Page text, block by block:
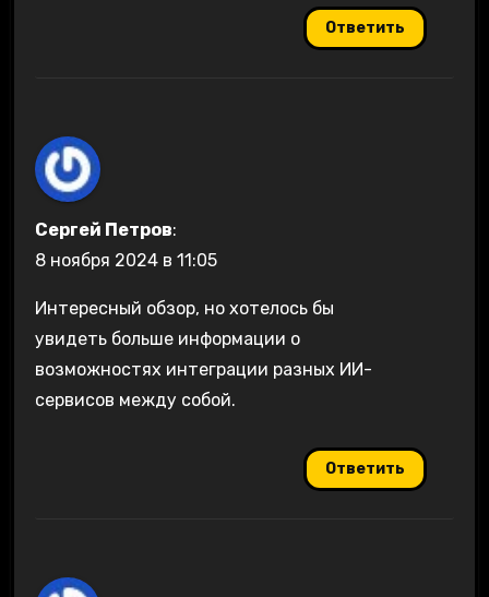
Ответить
Сергей Петров:
8 ноября 2024 в 11:05
Интересный обзор, но хотелось бы
увидеть больше информации о
возможностях интеграции разных ИИ-
сервисов между собой.
Ответить